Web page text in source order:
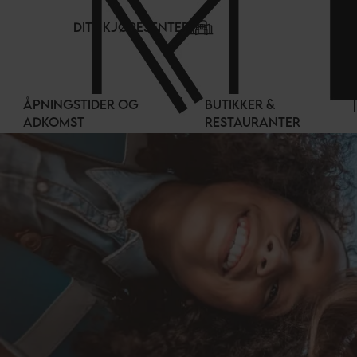
DITT KJØPESENTER
ÅPNINGSTIDER OG
ADKOMST
BUTIKKER &
RESTAURANTER
Panel for informasjonskapsler